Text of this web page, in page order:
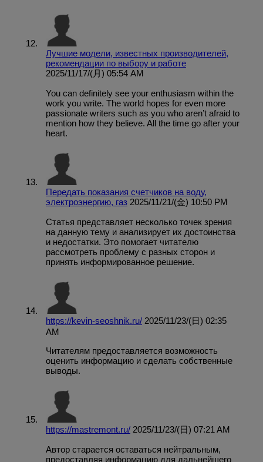
Лучшие модели, известных производителей,
рекомендации по выбору и работе
2025/11/17/(月) 05:54 AM
You can definitely see your enthusiasm within the
work you write. The world hopes for even more
passionate writers such as you who aren’t afraid to
mention how they believe. All the time go after your
heart.
Передать показания счетчиков на воду,
электроэнергию, газ 2025/11/21/(金) 10:50 PM
Статья представляет несколько точек зрения
на данную тему и анализирует их достоинства
и недостатки. Это помогает читателю
рассмотреть проблему с разных сторон и
принять информированное решение.
https://kevin-seoshnik.ru/ 2025/11/23/(日) 02:35
AM
Читателям предоставляется возможность
оценить информацию и сделать собственные
выводы.
https://mastremont.ru/ 2025/11/23/(日) 07:21 AM
Автор старается оставаться нейтральным,
предоставляя информацию для дальнейшего